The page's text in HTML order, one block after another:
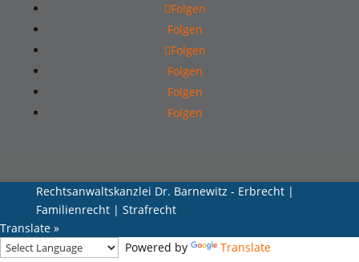
Folgen
Folgen
Folgen
Folgen
Folgen
Folgen
Rechtsanwaltskanzlei Dr. Barnewitz - Erbrecht |
Familienrecht | Strafrecht
Translate »
Powered by
Translate